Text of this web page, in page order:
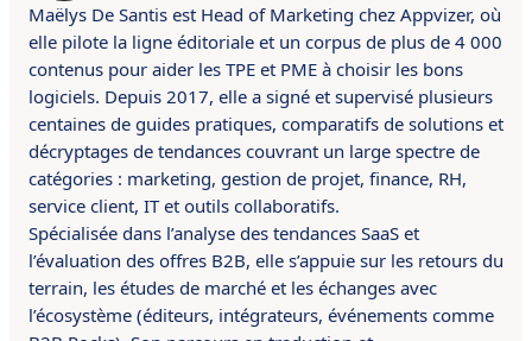
Maëlys De Santis est Head of Marketing chez Appvizer, où
elle pilote la ligne éditoriale et un corpus de plus de 4 000
contenus pour aider les TPE et PME à choisir les bons
logiciels. Depuis 2017, elle a signé et supervisé plusieurs
centaines de guides pratiques, comparatifs de solutions et
décryptages de tendances couvrant un large spectre de
catégories : marketing, gestion de projet, finance, RH,
service client, IT et outils collaboratifs.
Spécialisée dans l’analyse des tendances SaaS et
l’évaluation des offres B2B, elle s’appuie sur les retours du
terrain, les études de marché et les échanges avec
l’écosystème (éditeurs, intégrateurs, événements comme